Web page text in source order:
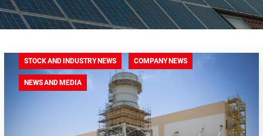
STOCK AND INDUSTRY NEWS COMPANY NEWS
NEWS AND MEDIA